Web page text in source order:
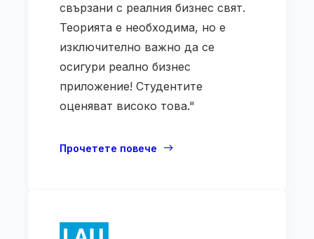
свързани с реалния бизнес свят.
Теорията е необходима, но е
изключително важно да се
осигури реално бизнес
приложение! Студентите
оценяват високо това."
Прочетете повече